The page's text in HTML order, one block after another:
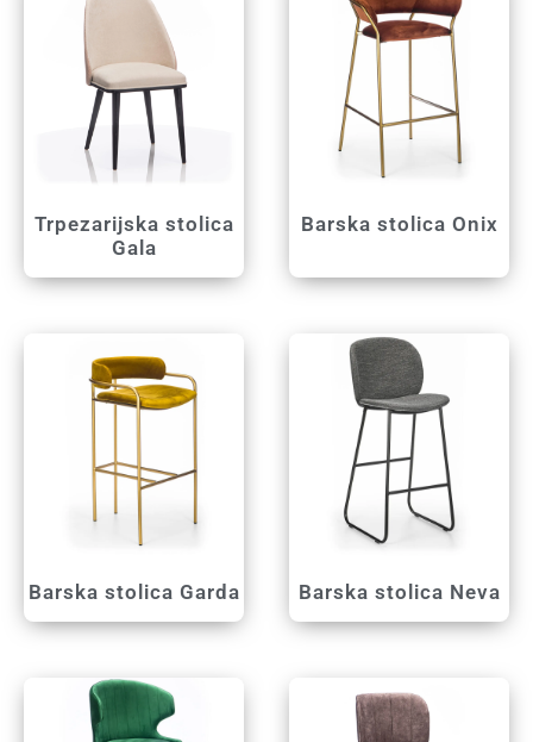
Trpezarijska stolica
Gala
Barska stolica Onix
Barska stolica Garda Barska stolica Neva